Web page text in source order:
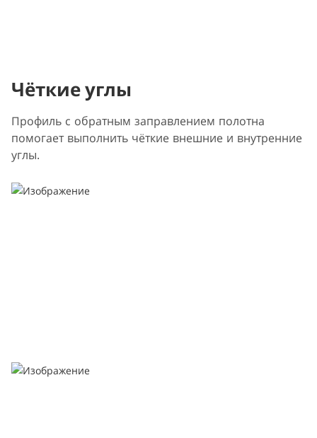
Чёткие углы
Профиль с обратным заправлением полотна
помогает выполнить чёткие внешние и внутренние
углы.